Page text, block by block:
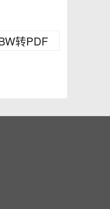
转PDF